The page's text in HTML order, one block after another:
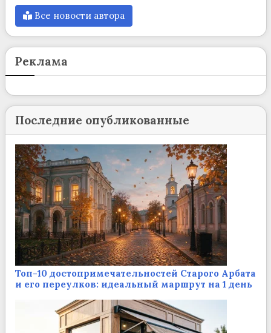
Все новости автора
Реклама
Последние опубликованные
Топ-10 достопримечательностей Старого Арбата
и его переулков: идеальный маршрут на 1 день